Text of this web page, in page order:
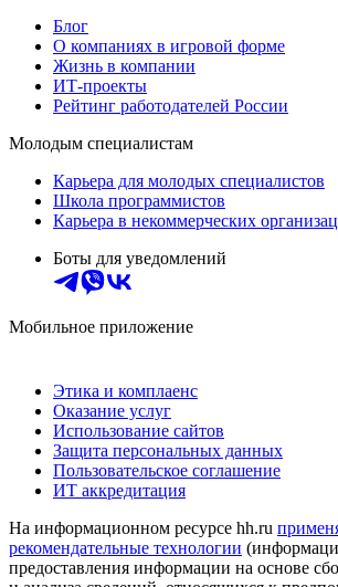
Блог
О компаниях в игровой форме
Жизнь в компании
ИТ-проекты
Рейтинг работодателей России
Молодым специалистам
Карьера для молодых специалистов
Школа программистов
Карьера в некоммерческих
Боты для уведомлений
Мобильное приложение
Этика и комплаенс
Оказание услуг
Использование сайтов
Защита персональных данных
Пользовательское соглашение
ИТ аккредитация
На информационном ресурсе hh.ru
рекомендательные технологии
предоставления информации на основе